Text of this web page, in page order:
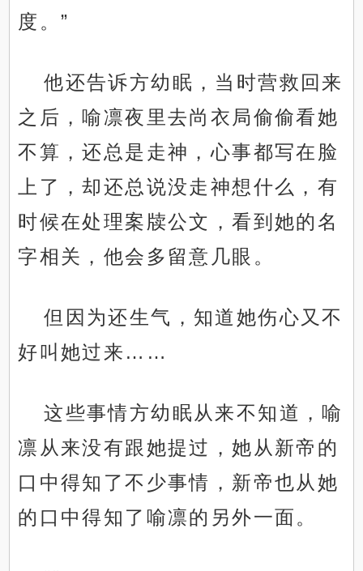
度。”
他还告诉方幼眠，当时营救回来
之后，喻凛夜里去尚衣局偷偷看她
不算，还总是走神，心事都写在脸
上了，却还总说没走神想什么，有
时候在处理案牍公文，看到她的名
字相关，他会多留意几眼。
但因为还生气，知道她伤心又不
好叫她过来……
这些事情方幼眠从来不知道，喻
凛从来没有跟她提过，她从新帝的
口中得知了不少事情，新帝也从她
的口中得知了喻凛的另外一面。